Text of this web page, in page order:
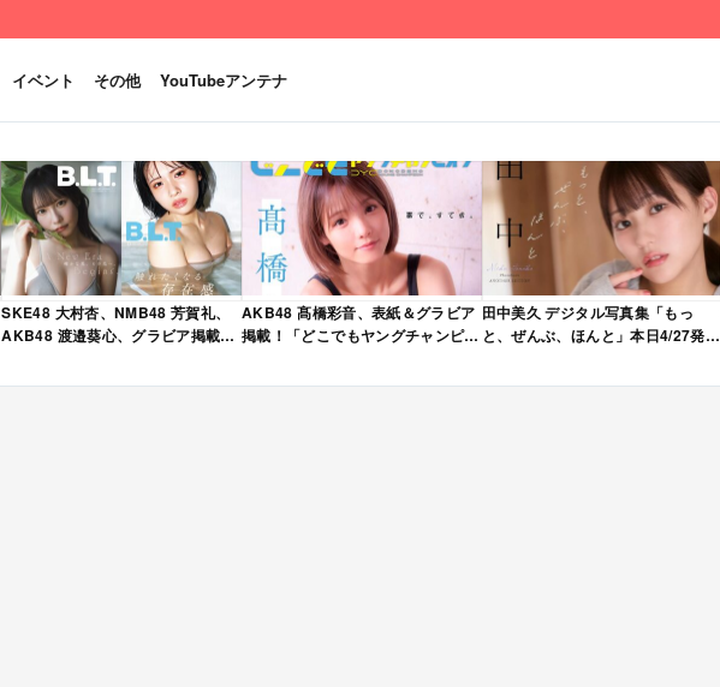
イベント その他 YouTubeアンテナ
SKE48 大村杏、NMB48 芳賀礼、
AKB48 渡邉葵心、グラビア掲載！
月号」本日4/28発売！
AKB48 髙橋彩音、表紙＆グラビア
掲載！「どこでもヤングチャンピオ
田中美久 デジタル写真集「もっ
と、ぜんぶ、ほんと」本日4/27発